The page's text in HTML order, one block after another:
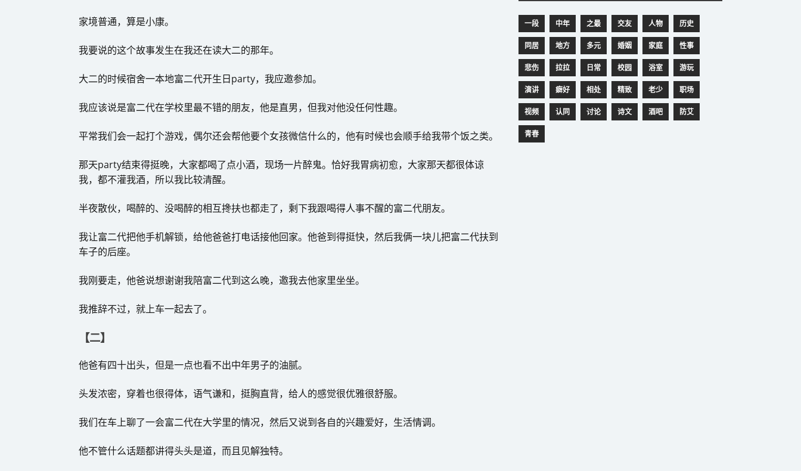
家境普通，算是小康。
我要说的这个故事发生在我还在读大二的那年。
大二的时候宿舍一本地富二代开生日party，我应邀参加。
我应该说是富二代在学校里最不错的朋友，他是直男，但我对他没任何性趣。
平常我们会一起打个游戏，偶尔还会帮他要个女孩微信什么的，他有时候也会顺手给我带个饭之类。
那天party结束得挺晚，大家都喝了点小酒，现场一片醉鬼。恰好我胃病初愈，大家那天都很体谅
我，都不灌我酒，所以我比较清醒。
半夜散伙，喝醉的、没喝醉的相互搀扶也都走了，剩下我跟喝得人事不醒的富二代朋友。
我让富二代把他手机解锁，给他爸爸打电话接他回家。他爸到得挺快，然后我俩一块儿把富二代扶到
车子的后座。
我刚要走，他爸说想谢谢我陪富二代到这么晚，邀我去他家里坐坐。
我推辞不过，就上车一起去了。
【二】
他爸有四十出头，但是一点也看不出中年男子的油腻。
头发浓密，穿着也很得体，语气谦和，挺胸直背，给人的感觉很优雅很舒服。
我们在车上聊了一会富二代在大学里的情况，然后又说到各自的兴趣爱好，生活情调。
他不管什么话题都讲得头头是道，而且见解独特。
一段 中年 之最 交友 人物 历史
同居 地方 多元 婚姻 家庭 性事
悲伤 拉拉 日常 校园 浴室 游玩
演讲 癖好 相处 精致 老少 职场
视频 认同 讨论 诗文 酒吧 防艾
青春